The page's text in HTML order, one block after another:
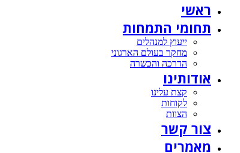
ראשי
תחומי התמחות
ייעוץ למנהלים
מחקר בעולם הארגוני
הדרכה והכשרה
אודותינו
קצת עלינו
לקוחות
הצוות
צור קשר
מאמרים